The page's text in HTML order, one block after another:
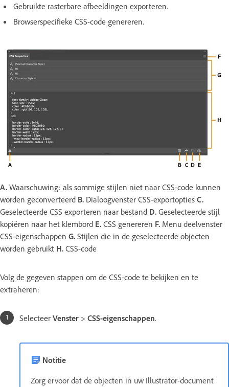
Gebruikte rasterbare afbeeldingen exporteren.
Browserspecifieke CSS-code genereren.
A. Waarschuwing: als sommige stijlen niet naar CSS-code kunnen
worden geconverteerd B. Dialoogvenster CSS-exportopties C.
Geselecteerde CSS exporteren naar bestand D. Geselecteerde stijl
kopiëren naar het klembord E. CSS genereren F. Menu deelvenster
CSS-eigenschappen G. Stijlen die in de geselecteerde objecten
worden gebruikt H. CSS-code
Volg de gegeven stappen om de CSS-code te bekijken en te
extraheren:
Selecteer Venster > CSS-eigenschappen.
Notitie
Zorg ervoor dat de objecten in uw Illustrator-document